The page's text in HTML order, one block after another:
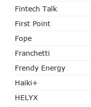
Fintech Talk
First Point
Fope
Franchetti
Frendy Energy
Haiki+
HELYX